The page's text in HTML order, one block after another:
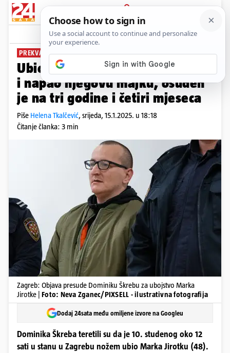
PRIJAVA
News Komentari
PREKVALIFICIRALI DJELO U BLAŽE
Ubio poznanika koji ga je tukao
i napao njegovu majku, osuđen
je na tri godine i četiri mjeseca
Piše Helena Tkalčević, srijeda, 15.1.2025. u 18:18
Čitanje članka: 3 min
Zagreb: Objava presude Dominiku Škrebu za ubojstvo Marka
Jirotke | Foto: Neva Zganec/PIXSELL - ilustrativna fotografija
Dodaj 24sata među omiljene izvore na Googleu
Dominika Škreba teretili su da je 10. studenog oko 12
sati u stanu u Zagrebu nožem ubio Marka Jirotku (48).